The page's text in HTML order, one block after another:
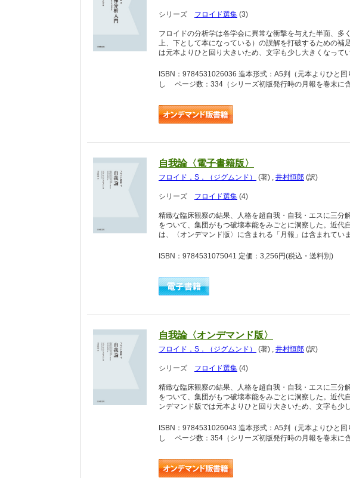
シリーズ フロイド選集 (3)
フロイドの分析学は各学会に異常な衝撃を与えた半面、多
上、下として本になっている）の誤解を打破するための
は元本よりひと回り大きいため、文字も少し大きくなってい
ISBN：9784531026036 造本形式：A5判（元本よりひと
し ページ数：334（シリーズ初版発行時の月報を巻末
自我論〈電子書籍版〉
フロイド，S．（ジグムンド） (著) , 井村恒郎 (訳)
シリーズ フロイド選集 (4)
精緻な臨床観察の結果、人格を超自我・自我・エスに三
をついて、集団がもつ破壊本能をみごとに洞察した。近
は、〈オンデマンド版〉に含まれる「月報」は含まれていま
ISBN：9784531075041 定価：3,256円(税込・送料別)
自我論〈オンデマンド版〉
フロイド，S．（ジグムンド） (著) , 井村恒郎 (訳)
シリーズ フロイド選集 (4)
精緻な臨床観察の結果、人格を超自我・自我・エスに三
をついて、集団がもつ破壊本能をみごとに洞察した。近
ンデマンド版では元本よりひと回り大きいため、文字も少
ISBN：9784531026043 造本形式：A5判（元本よりひと
し ページ数：354（シリーズ初版発行時の月報を巻末